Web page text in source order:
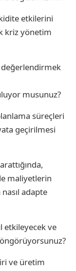
etkilerini
kriz yönetim
musunuz?
süreçleri
geçirilmesi
maliyetlerin
adapte
etkileyecek ve
ve üretim